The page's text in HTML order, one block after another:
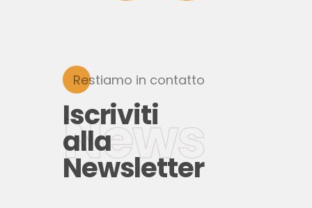
Restiamo in contatto
Iscriviti
alla
Newsletter
News